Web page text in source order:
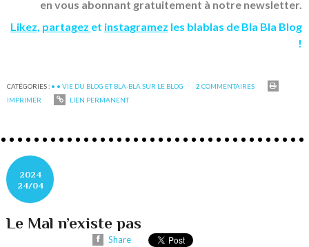
en vous abonnant gratuitement à notre newsletter.
Likez partagez et instagramez les blablas de Bla Bla Blog
!
CATÉGORIES : • • VIE DU BLOG ET BLA-BLA SUR LE BLOG 2 COMMENTAIRES
IMPRIMER
LIEN PERMANENT
2024
24/04
Le Mal n’existe pas
Share